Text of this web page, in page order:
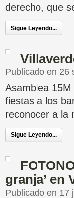
derecho, que
Sigue Leyendo...
Publicado en 26
Asamblea
fiestas a los
reconocer a la
Sigue Leyendo...
granja’ en
Publicado en 17